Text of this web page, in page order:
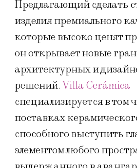
Предлагающий сделать
изделия премиального
которые высоко ценят
он открывает новые
архитектурных и
решений.Villa Cerámica
специализируется в том
поставках
способного выступить
элементом любого